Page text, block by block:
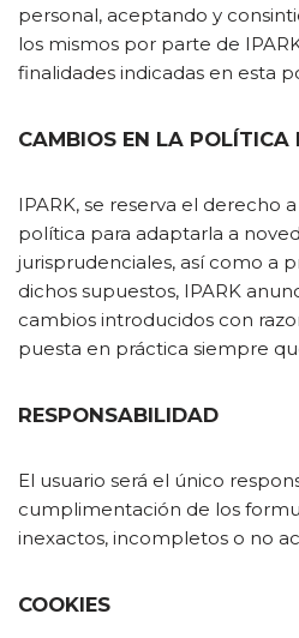
personal, aceptando y
los mismos por parte de
finalidades indicadas en esta
CAMBIOS EN LA POLÍTICA
IPARK, se reserva el derecho
política para adaptarla a
jurisprudenciales, así como a
dichos supuestos, IPARK
cambios introducidos con
puesta en práctica siempre
RESPONSABILIDAD
El usuario será el único
cumplimentación de los
inexactos, incompletos o no
COOKIES